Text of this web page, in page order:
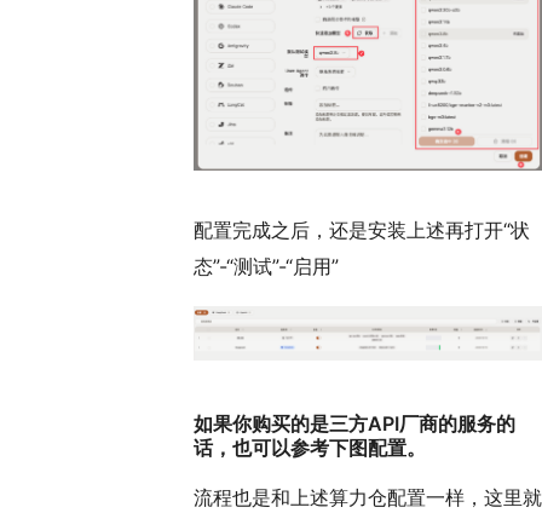
配置完成之后，还是安装上述再打开“状
态”-“测试”-“启用”
如果你购买的是三方API厂商的服务的
话，也可以参考下图配置。
流程也是和上述算力仓配置一样，这里就